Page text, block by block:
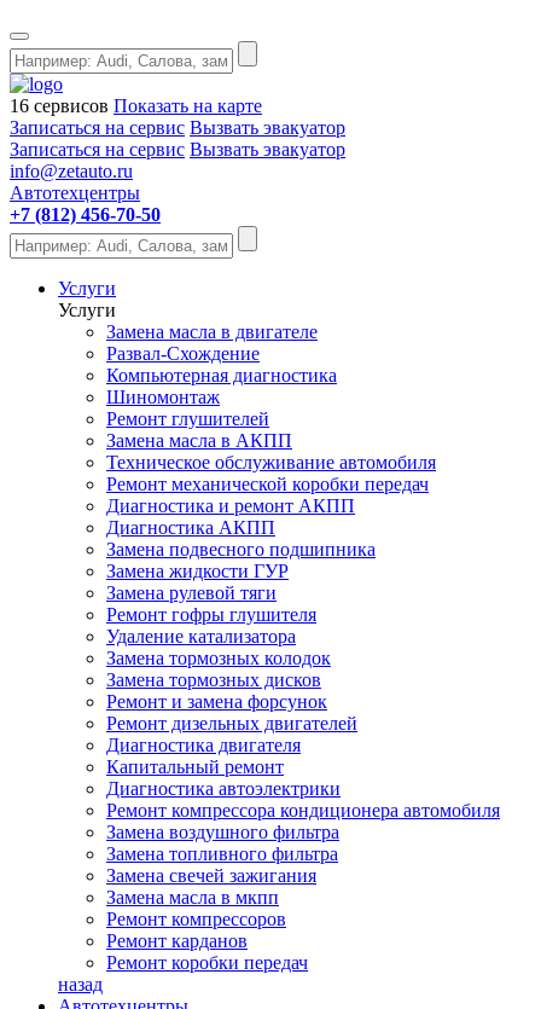
16 сервисов Показать на карте
Записаться на сервис Вызвать эвакуатор
Записаться на сервис Вызвать эвакуатор
info@zetauto.ru
Автотехцентры
+7 (812) 456-70-50
Услуги
Услуги
Замена масла в двигателе
Развал-Схождение
Компьютерная диагностика
Шиномонтаж
Ремонт глушителей
Замена масла в АКПП
Техническое обслуживание автомобиля
Ремонт механической коробки передач
Диагностика и ремонт АКПП
Диагностика АКПП
Замена подвесного подшипника
Замена жидкости ГУР
Замена рулевой тяги
Ремонт гофры глушителя
Удаление катализатора
Замена тормозных колодок
Замена тормозных дисков
Ремонт и замена форсунок
Ремонт дизельных двигателей
Диагностика двигателя
Капитальный ремонт
Диагностика автоэлектрики
Ремонт компрессора кондиционера автомобиля
Замена воздушного фильтра
Замена топливного фильтра
Замена свечей зажигания
Замена масла в мкпп
Ремонт компрессоров
Ремонт карданов
Ремонт коробки передач
назад